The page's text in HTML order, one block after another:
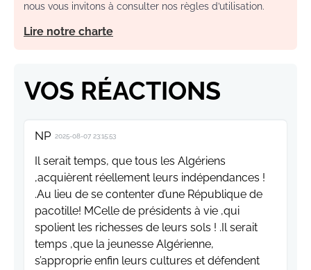
nous vous invitons à consulter nos règles d’utilisation.
Lire notre charte
VOS RÉACTIONS
NP 2025-08-07 23:15:53
Il serait temps, que tous les Algériens
,acquièrent réellement leurs indépendances !
.Au lieu de se contenter d’une République de
pacotille! MCelle de présidents à vie ,qui
spolient les richesses de leurs sols ! .Il serait
temps ,que la jeunesse Algérienne,
s’approprie enfin leurs cultures et défendent